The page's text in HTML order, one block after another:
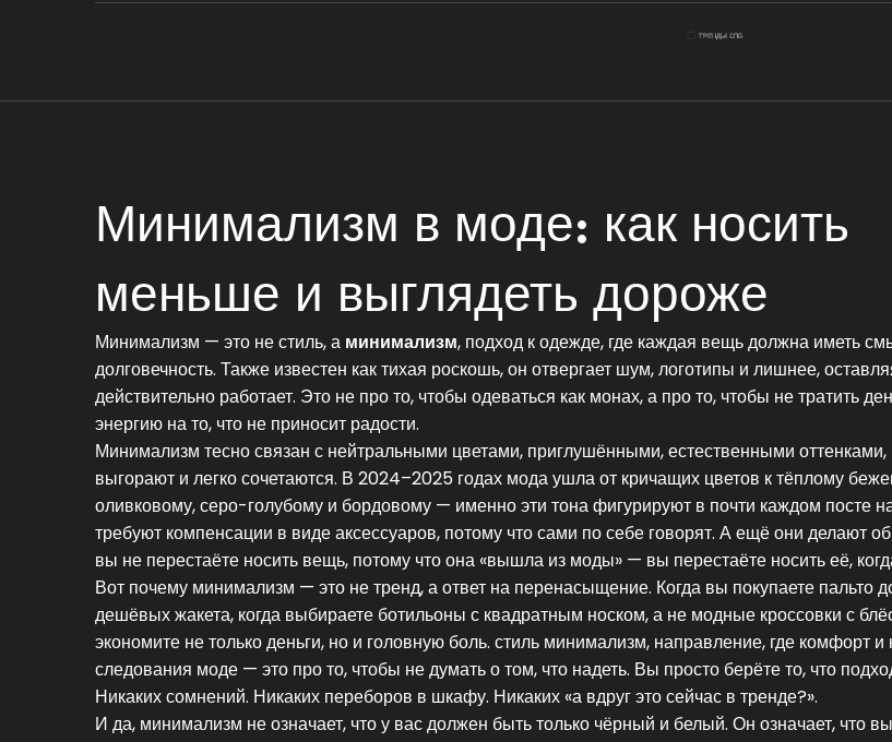
Минимализм в моде: как носить
меньше и выглядеть дороже
Минимализм — это не стиль, а минимализм, подход к одежде, где каждая вещь должна иметь
долговечность. Также известен кактихая роскошь, он отвергает шум, логотипы и лишнее,
действительно работает. Это не про то, чтобы одеваться как монах, а про то, чтобы не тратить
энергию на то, что не приносит радости.
Минимализм тесно связан с нейтральными цветами, приглушёнными, естественными
выгорают и легко сочетаются. В 2024–2025 годах мода ушла от кричащих цветов к тёплому
оливковому, серо-голубому и бордовому — именно эти тона фигурируют в почти каждом посте
требуют компенсации в виде аксессуаров, потому что сами по себе говорят. А ещё они делают
вы не перестаёте носить вещь, потому что она «вышла из моды» — вы перестаёте носить её,
Вот почему минимализм — это не тренд, а ответ на перенасыщение. Когда вы покупаете пальто
дешёвых жакета, когда выбираете ботильоны с квадратным носком, а не модные кроссовки с
экономите не только деньги, но и головную боль. стиль минимализм, направление, где комфорт и
следования моде — это про то, чтобы не думать о том, что надеть. Вы просто берёте то, что
Никаких сомнений. Никаких переборов в шкафу. Никаких «а вдруг это сейчас в тренде?».
И да, минимализм не означает, что у вас должен быть только чёрный и белый. Он означает, что